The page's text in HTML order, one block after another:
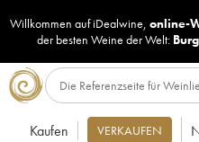
Willkommen auf iDealwine, online-
der besten Weine der Welt:
Kaufen VERKAUFEN